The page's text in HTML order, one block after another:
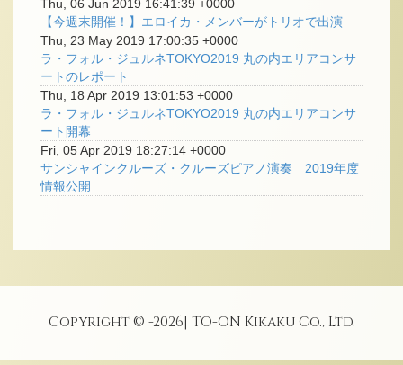
Thu, 06 Jun 2019 16:41:39 +0000
【今週末開催！】エロイカ・メンバーがトリオで出演
Thu, 23 May 2019 17:00:35 +0000
ラ・フォル・ジュルネTOKYO2019 丸の内エリアコンサ
ートのレポート
Thu, 18 Apr 2019 13:01:53 +0000
ラ・フォル・ジュルネTOKYO2019 丸の内エリアコンサ
ート開幕
Fri, 05 Apr 2019 18:27:14 +0000
サンシャインクルーズ・クルーズピアノ演奏 2019年度
情報公開
Copyright © -2026| TO-ON Kikaku Co., Ltd.